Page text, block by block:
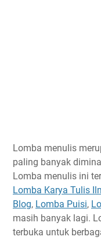
LKTI Nasional
(PILFATEK)
National Essay
Bojonegoro
Lomba Essay
Lomba Artikel
Dharma
Lomba menulis
paling banyak
Lomba menulis ini
Lomba Karya Tulis
Blog, Lomba Puisi,
masih banyak lagi.
terbuka untuk